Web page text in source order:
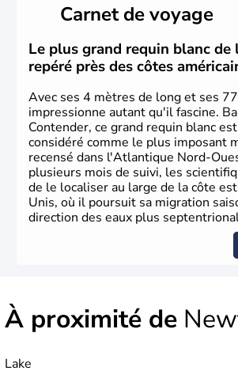
Plusieurs populations se sont
des européens, suite à la
Christophe Colomb en 1492.
britanniques proclament la
en 1776 et adoptent leur première
La conquête de l'Ouest marque
phase de développement intense.
Carnet de voyage
Le plus grand requin blanc
repéré près des côtes
Avec ses 4 mètres de long et ses
impressionne autant qu'il fascine.
Contender, ce grand requin blanc
considéré comme le plus imposant
recensé dans l'Atlantique Nord-
plusieurs mois de suivi, les
de le localiser au large de la côte
Unis, où il poursuit sa migration
direction des eaux plus
À proximité de
Lake